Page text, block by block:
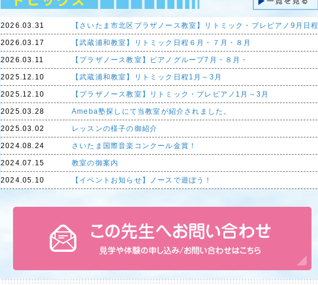
2026.03.31 【さいたま市北区プラザノース教室】リトミック・プレピアノ9月日程
2026.03.17 【武蔵浦和教室】リトミック日程６月・７月・８月
2026.03.11 【プラザノース教室】ピアノグループ7月・８月・
2025.12.10 【武蔵浦和教室】リトミック日程1月～3月
2025.12.10 【プラザノース教室】リトミック・プレピアノ1月～3月
2025.03.28 Ameba塾探しにて当教室が紹介されました。
2025.03.02 レッスンの様子の御紹介
2024.08.24 さいたま国際音楽コンクール金賞！
2024.07.15 教室の御案内
2024.05.10 【イベントお知らせ】ノースで遊ぼう！